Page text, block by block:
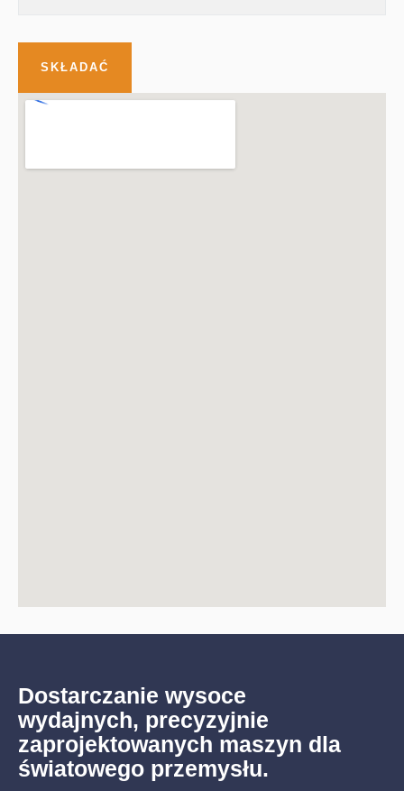
Dostarczanie wysoce
wydajnych, precyzyjnie
zaprojektowanych maszyn dla
światowego przemysłu.